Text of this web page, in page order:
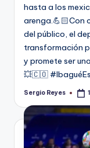
hasta a los
arenga.💪🏻Con
del público, el
transformación
y promete ser
💥🇨🇴
Publicado
Sergio Reyes